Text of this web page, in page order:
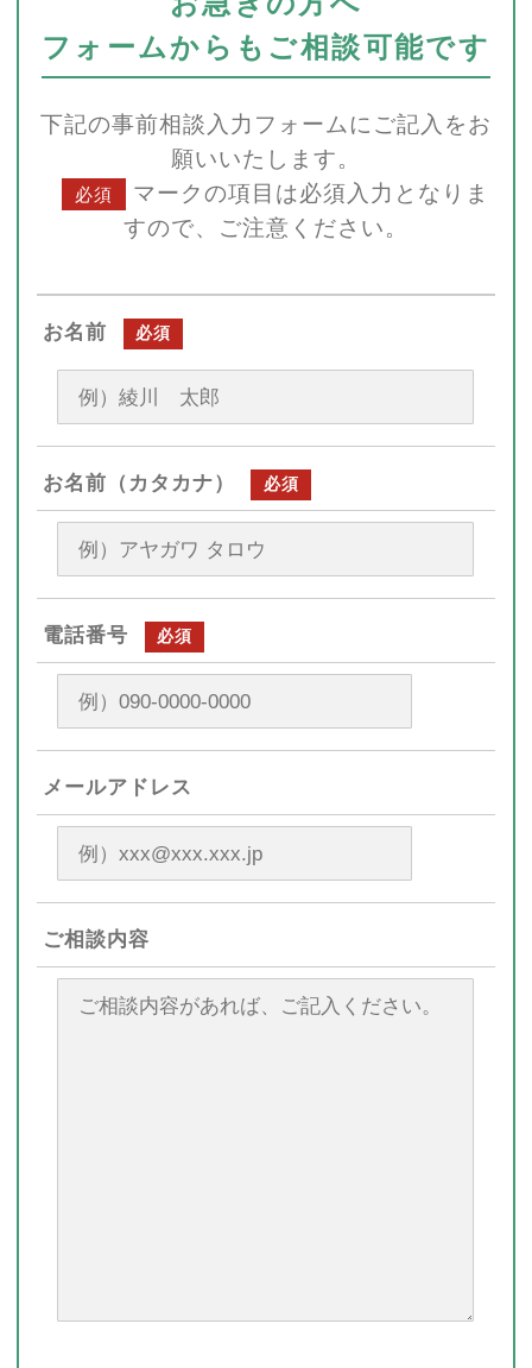
フォームからもご相談可能です
下記の事前相談入力フォームにご記入をお
願いいたします。
必須
マークの項目は必須入力となりま
すので、ご注意ください。
お名前 必須
お名前（カタカナ） 必須
電話番号 必須
メールアドレス
ご相談内容